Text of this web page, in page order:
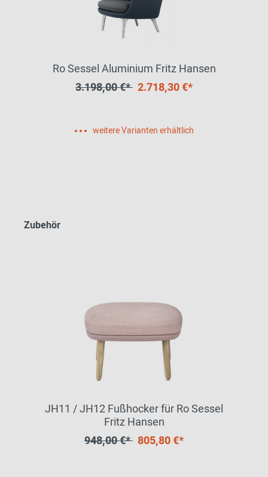
Ro Sessel Aluminium Fritz Hansen
3.198,00 €* 2.718,30 €*
weitere Varianten erhältlich
Zubehör
JH11 / JH12 Fußhocker für Ro Sessel
Fritz Hansen
948,00 €* 805,80 €*